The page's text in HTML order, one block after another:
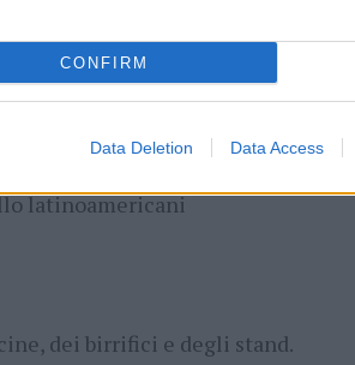
CONFIRM
Data Deletion Data Access
con Gionata Feuer Frei.
dei birrifici e degli stand
latinoamericani
dei birrifici e degli stand.